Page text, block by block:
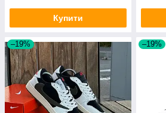
Купити
–19% –19%